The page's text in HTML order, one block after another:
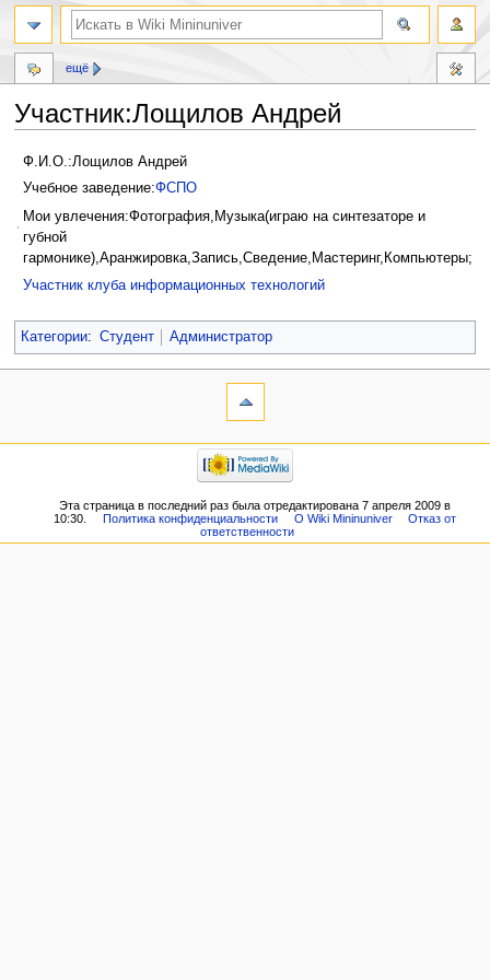
Участник:Лощилов Андрей
Перейти
Перейти
Ф.И.О.:Лощилов Андрей
Учебное заведение:ФСПО
Мои увлечения:Фотография,Музыка(играю на синтезаторе и
губной
гармонике),Аранжировка,Запись,Сведение,Мастеринг,Компьютеры;
Участник клуба информационных технологий
Категории: Студент Администратор
ещё
Эта страница в последний раз была отредактирована 7 апреля 2009 в
10:30.
Политика конфиденциальности О Wiki Mininuniver
Отказ от
ответственности